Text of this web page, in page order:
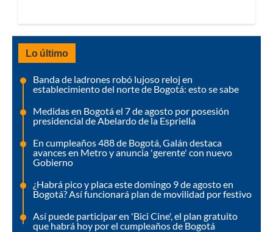
Lo último
Banda de ladrones robó lujoso reloj en
establecimiento del norte de Bogotá: esto se sabe
Medidas en Bogotá el 7 de agosto por posesión
presidencial de Abelardo de la Espriella
En cumpleaños 488 de Bogotá, Galán destaca
avances en Metro y anuncia 'gerente' con nuevo
Gobierno
¿Habrá pico y placa este domingo 9 de agosto en
Bogotá? Así funcionará plan de movilidad por festivo
Así puede participar en 'Bici Cine', el plan gratuito
que habrá hoy por el cumpleaños de Bogotá